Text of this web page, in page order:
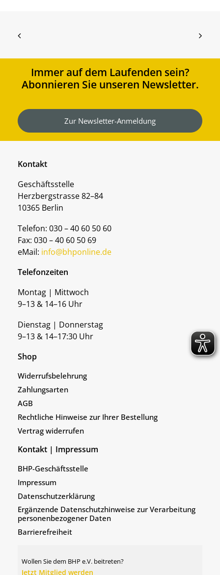
Immer auf dem Laufenden sein?
Abonnieren Sie unseren Newsletter.
Zur Newsletter-Anmeldung
Kontakt
Geschäftsstelle
Herzbergstrasse 82–84
10365 Berlin
Telefon: 030 – 40 60 50 60
Fax: 030 – 40 60 50 69
eMail: info@bhponline.de
Telefonzeiten
Montag | Mittwoch
9–13 & 14–16 Uhr
Dienstag | Donnerstag
9–13 & 14–17:30 Uhr
Shop
Widerrufsbelehrung
Zahlungsarten
AGB
Rechtliche Hinweise zur Ihrer Bestellung
Vertrag widerrufen
Kontakt | Impressum
BHP-Geschäftsstelle
Impressum
Datenschutzerklärung
Ergänzende Datenschutzhinweise zur Verarbeitung
personenbezogener Daten
Barrierefreiheit
Wollen Sie dem BHP e.V. beitreten?
Jetzt Mitglied werden